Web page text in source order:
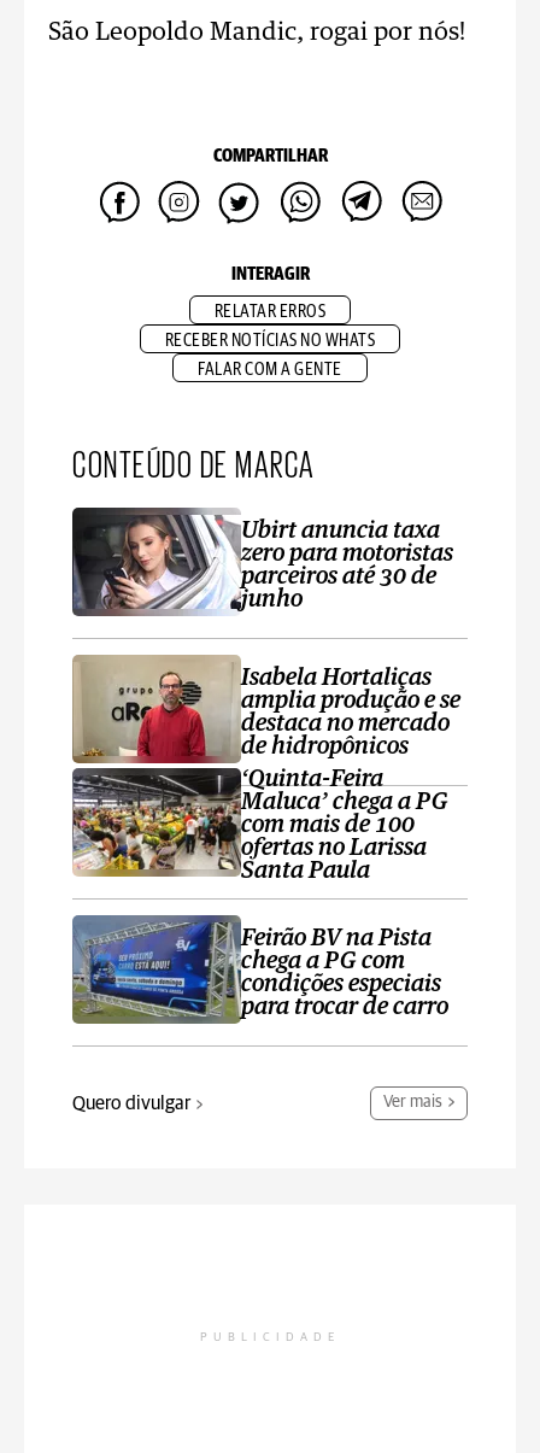
São Leopoldo Mandic, rogai por nós!
COMPARTILHAR
INTERAGIR
RELATAR ERROS
RECEBER NOTÍCIAS NO WHATS
FALAR COM A GENTE
CONTEÚDO DE MARCA
Ubirt anuncia taxa
zero para motoristas
parceiros até 30 de
junho
Isabela Hortaliças
amplia produção e se
destaca no mercado
de hidropônicos
‘Quinta-Feira
Maluca’ chega a PG
com mais de 100
ofertas no Larissa
Santa Paula
Feirão BV na Pista
chega a PG com
condições especiais
para trocar de carro
Quero divulgar Ver mais
PUBLICIDADE